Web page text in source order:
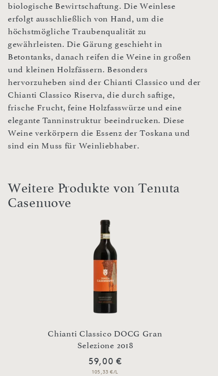
biologische Bewirtschaftung. Die Weinlese
erfolgt ausschließlich von Hand, um die
höchstmögliche Traubenqualität zu
gewährleisten. Die Gärung geschieht in
Betontanks, danach reifen die Weine in großen
und kleinen Holzfässern. Besonders
hervorzuheben sind der Chianti Classico und der
Chianti Classico Riserva, die durch saftige,
frische Frucht, feine Holzfasswürze und eine
elegante Tanninstruktur beeindrucken. Diese
Weine verkörpern die Essenz der Toskana und
sind ein Muss für Weinliebhaber.
Weitere Produkte von Tenuta
Casenuove
Chianti Classico DOCG Gran
Selezione 2018
59,00 €
105,33 €/L